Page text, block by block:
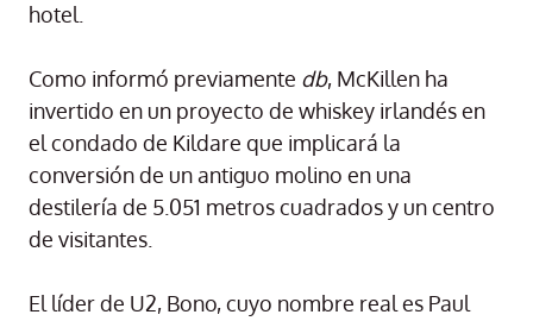
hotel.
Como informó previamente db, McKillen ha
invertido en un proyecto de whiskey irlandés en
el condado de Kildare que implicará la
conversión de un antiguo molino en una
destilería de 5.051 metros cuadrados y un centro
de visitantes.
El líder de U2, Bono, cuyo nombre real es Paul